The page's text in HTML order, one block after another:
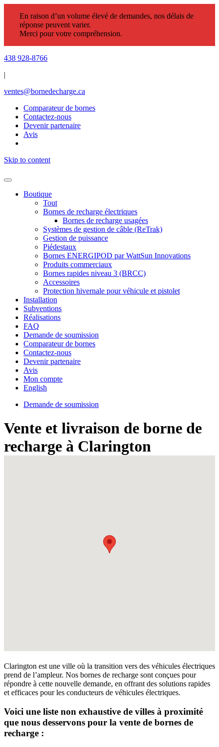
En raison d’un volume élevé de demandes, nos délais de
réponse peuvent varier.
Merci pour votre compréhension.
438 928-8766
|
ventes@bornedecharge.ca
Comparateur de bornes
Contactez-nous
Devenir partenaire
Avis
Skip to content
Boutique
Tout
Bornes de recharge électriques
Bornes de recharge usagées
Systèmes de gestion de câble (ReTrak)
Gestion de puissance
Piédestaux
Bornes ENERGIPOD par WattSun Innovations
Produits commerciaux
Bornes rapides niveau 3 (BRCC)
Accessoires
Protection hivernale pour véhicule et pistolet
Installation
Subventions
Réalisations
FAQ
Demande de soumission
Comparateur de bornes
Contactez-nous
Devenir partenaire
Avis
Mon compte
English
Demande de soumission
Vente et livraison de borne de
recharge à Clarington
Clarington est une ville où la transition vers des véhicules électriques
prend de l’ampleur. Nos bornes de recharge sont conçues pour
répondre à cette nouvelle demande, en offrant des solutions rapides
et efficaces pour les conducteurs de véhicules électriques.
Voici une liste non exhaustive de villes à proximité
que nous desservons pour la vente de bornes de
recharge :